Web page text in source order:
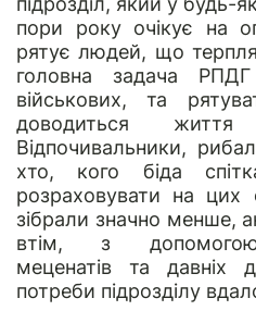
пори року очікує на
рятує людей, що
головна задача
військових, та
доводиться
Відпочивальники,
хто, кого біда
розраховувати на цих
зібрали значно менше,
втім, з допомогою
меценатів та давніх
потреби підрозділу